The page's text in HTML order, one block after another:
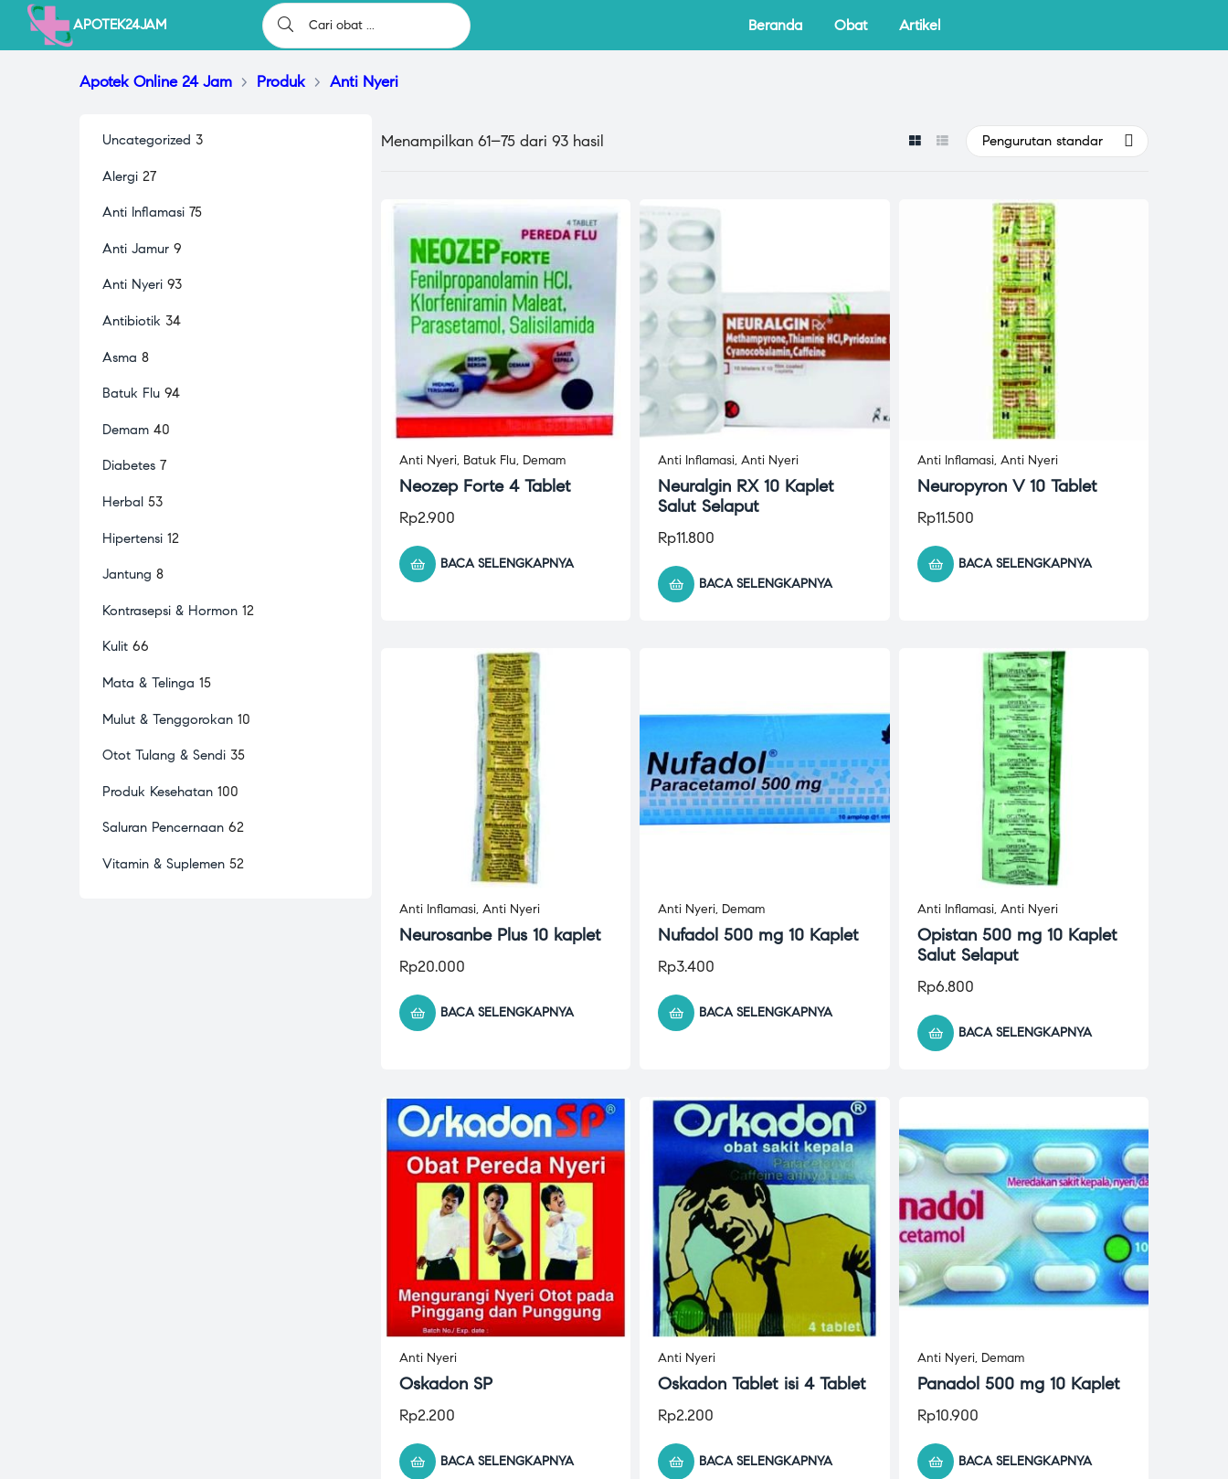
APOTEK24JAM Beranda Obat Artikel
Apotek Online 24 Jam > Produk > Anti Nyeri
Menampilkan 61–75 dari 93 hasil Pengurutan standar
Anti Nyeri, Batuk Flu, Demam
Neozep Forte 4 Tablet
Rp2.900
BACA SELENGKAPNYA
Anti Inflamasi,Anti Nyeri
Neuralgin RX 10 Kaplet
Salut Selaput
Rp11.800
BACA SELENGKAPNYA
Anti Inflamasi, Anti Nyeri
Neuropyron V 10 Tablet
Rp11.500
BACA SELENGKAPNYA
Anti Inflamasi, Anti Nyeri
Neurosanbe Plus 10 kaplet
Rp20.000
BACA SELENGKAPNYA
Anti Nyeri, Demam
Nufadol 500 mg 10 Kaplet
Rp3.400
BACA SELENGKAPNYA
Anti Inflamasi, Anti Nyeri
Opistan 500 mg 10 Kaplet
Salut Selaput
Rp6.800
BACA SELENGKAPNYA
Anti Nyeri
Oskadon SP
Rp2.200
BACA SELENGKAPNYA
Anti Nyeri
Oskadon Tablet isi 4 Tablet
Rp2.200
BACA SELENGKAPNYA
Anti Nyeri, Demam
Panadol 500 mg 10 Kaplet
Rp10.900
BACA SELENGKAPNYA
Uncategorized 3
Alergi 27
Anti Inflamasi 75
Anti Jamur 9
Anti Nyeri 93
Antibiotik 34
Asma 8
Batuk Flu 94
Demam 40
Diabetes 7
Herbal 53
Hipertensi 12
Jantung 8
Kontrasepsi & Hormon 12
Kulit 66
Mata & Telinga 15
Mulut & Tenggorokan 10
Otot Tulang & Sendi 35
Produk Kesehatan 100
Saluran Pencernaan 62
Vitamin & Suplemen 52